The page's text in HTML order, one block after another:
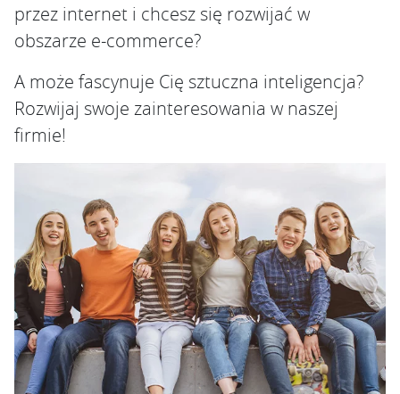
przez internet i chcesz się rozwijać w
obszarze e-commerce?
A może fascynuje Cię sztuczna inteligencja?
Rozwijaj swoje zainteresowania w naszej
firmie!